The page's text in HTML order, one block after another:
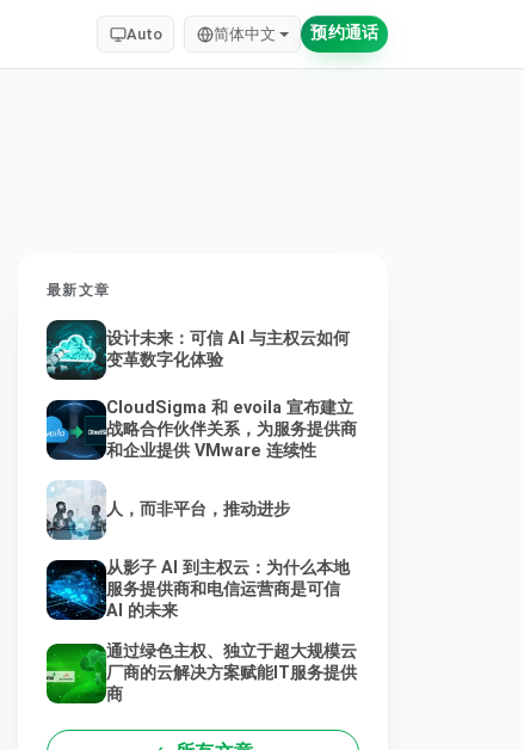
Auto 简体中文 预约通话
最新文章
设计未来：可信 AI 与主权云如何
变革数字化体验
CloudSigma 和 evoila 宣布建立
战略合作伙伴关系，为服务提供商
和企业提供 VMware 连续性
人，而非平台，推动进步
从影子 AI 到主权云：为什么本地
服务提供商和电信运营商是可信
AI 的未来
通过绿色主权、独立于超大规模云
厂商的云解决方案赋能IT服务提供
商